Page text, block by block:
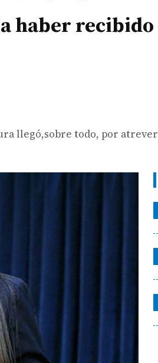
haber recibido
llegó,sobre todo, por